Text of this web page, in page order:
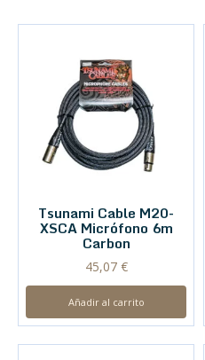
Tsunami Cable M20-
XSCA Micrófono 6m
Carbon
45,07 €
Añadir al carrito